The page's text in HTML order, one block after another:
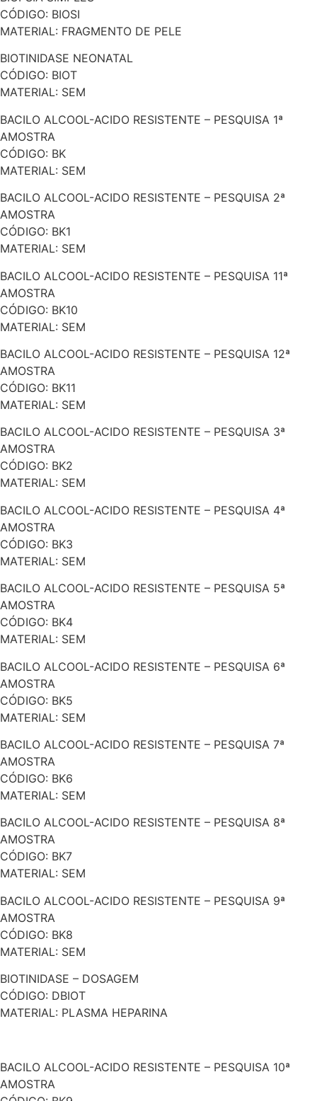
CÓDIGO: BIOSI
MATERIAL: FRAGMENTO DE PELE
BIOTINIDASE NEONATAL
CÓDIGO: BIOT
MATERIAL: SEM
BACILO ALCOOL-ACIDO RESISTENTE – PESQUISA 1ª
AMOSTRA
CÓDIGO: BK
MATERIAL: SEM
BACILO ALCOOL-ACIDO RESISTENTE – PESQUISA 2ª
AMOSTRA
CÓDIGO: BK1
MATERIAL: SEM
BACILO ALCOOL-ACIDO RESISTENTE – PESQUISA 11ª
AMOSTRA
CÓDIGO: BK10
MATERIAL: SEM
BACILO ALCOOL-ACIDO RESISTENTE – PESQUISA 12ª
AMOSTRA
CÓDIGO: BK11
MATERIAL: SEM
BACILO ALCOOL-ACIDO RESISTENTE – PESQUISA 3ª
AMOSTRA
CÓDIGO: BK2
MATERIAL: SEM
BACILO ALCOOL-ACIDO RESISTENTE – PESQUISA 4ª
AMOSTRA
CÓDIGO: BK3
MATERIAL: SEM
BACILO ALCOOL-ACIDO RESISTENTE – PESQUISA 5ª
AMOSTRA
CÓDIGO: BK4
MATERIAL: SEM
BACILO ALCOOL-ACIDO RESISTENTE – PESQUISA 6ª
AMOSTRA
CÓDIGO: BK5
MATERIAL: SEM
BACILO ALCOOL-ACIDO RESISTENTE – PESQUISA 7ª
AMOSTRA
CÓDIGO: BK6
MATERIAL: SEM
BACILO ALCOOL-ACIDO RESISTENTE – PESQUISA 8ª
AMOSTRA
CÓDIGO: BK7
MATERIAL: SEM
BACILO ALCOOL-ACIDO RESISTENTE – PESQUISA 9ª
AMOSTRA
CÓDIGO: BK8
MATERIAL: SEM
BIOTINIDASE – DOSAGEM
CÓDIGO: DBIOT
MATERIAL: PLASMA HEPARINA
BACILO ALCOOL-ACIDO RESISTENTE – PESQUISA 10ª
AMOSTRA